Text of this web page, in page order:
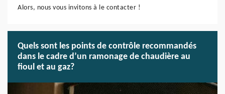
Alors, nous vous invitons à le contacter !
Quels sont les points de contrôle recommandés
dans le cadre d’un ramonage de chaudière au
fioul et au gaz?